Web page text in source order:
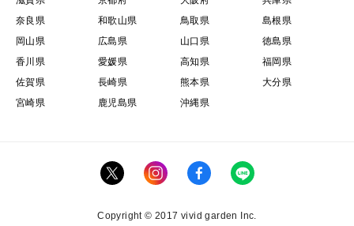
奈良県
和歌山県 鳥取県
島根県
岡山県
広島県 山口県
徳島県
香川県
愛媛県 高知県
福岡県
佐賀県
長崎県 熊本県
大分県
宮崎県
鹿児島県 沖縄県
Copyright © 2017 vivid garden Inc.